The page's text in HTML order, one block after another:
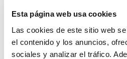
Esta página web usa cookies
Las cookies de este sitio web
el contenido y los anuncios,
sociales y analizar el tráfico.